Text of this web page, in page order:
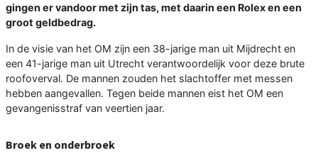
gingen er vandoor met zijn tas, met daarin een Rolex en een
groot geldbedrag.
In de visie van het OM zijn een 38-jarige man uit Mijdrecht en
een 41-jarige man uit Utrecht verantwoordelijk voor deze brute
roofoverval. De mannen zouden het slachtoffer met messen
hebben aangevallen. Tegen beide mannen eist het OM een
gevangenisstraf van veertien jaar.
Broek en onderbroek